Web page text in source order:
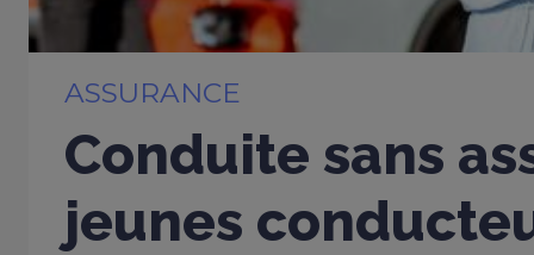
ASSURANCE
Conduite sans
jeunes